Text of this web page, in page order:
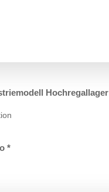
Hochregallager
*